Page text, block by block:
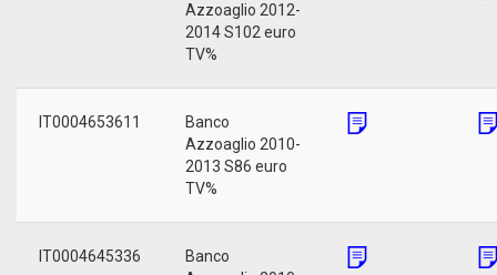
Azzoaglio 2012-
2014 S102 euro
TV%
IT0004653611
Banco
Azzoaglio 2010-
2013 S86 euro
TV%
IT0004645336
Banco